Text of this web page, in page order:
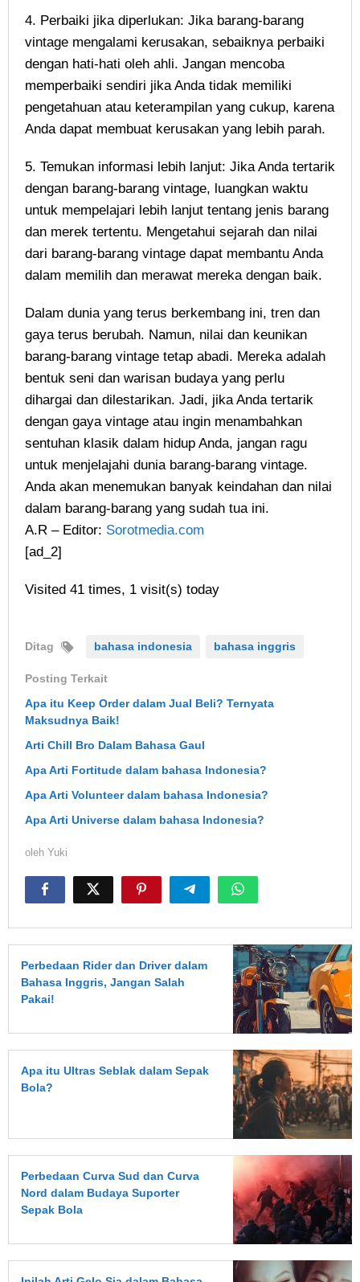
4. Perbaiki jika diperlukan: Jika barang-barang
vintage mengalami kerusakan, sebaiknya perbaiki
dengan hati-hati oleh ahli. Jangan mencoba
memperbaiki sendiri jika Anda tidak memiliki
pengetahuan atau keterampilan yang cukup, karena
Anda dapat membuat kerusakan yang lebih parah.
5. Temukan informasi lebih lanjut: Jika Anda tertarik
dengan barang-barang vintage, luangkan waktu
untuk mempelajari lebih lanjut tentang jenis barang
dan merek tertentu. Mengetahui sejarah dan nilai
dari barang-barang vintage dapat membantu Anda
dalam memilih dan merawat mereka dengan baik.
Dalam dunia yang terus berkembang ini, tren dan
gaya terus berubah. Namun, nilai dan keunikan
barang-barang vintage tetap abadi. Mereka adalah
bentuk seni dan warisan budaya yang perlu
dihargai dan dilestarikan. Jadi, jika Anda tertarik
dengan gaya vintage atau ingin menambahkan
sentuhan klasik dalam hidup Anda, jangan ragu
untuk menjelajahi dunia barang-barang vintage.
Anda akan menemukan banyak keindahan dan nilai
dalam barang-barang yang sudah tua ini.
A.R – Editor: Sorotmedia.com
[ad_2]
Visited 41 times, 1 visit(s) today
Ditag bahasa indonesia bahasa inggris
Posting Terkait
Apa itu Keep Order dalam Jual Beli? Ternyata
Maksudnya Baik!
Arti Chill Bro Dalam Bahasa Gaul
Apa Arti Fortitude dalam bahasa Indonesia?
Apa Arti Volunteer dalam bahasa Indonesia?
Apa Arti Universe dalam bahasa Indonesia?
oleh Yuki
Perbedaan Rider dan Driver dalam
Bahasa Inggris, Jangan Salah
Pakai!
Apa itu Ultras Seblak dalam Sepak
Bola?
Perbedaan Curva Sud dan Curva
Nord dalam Budaya Suporter
Sepak Bola